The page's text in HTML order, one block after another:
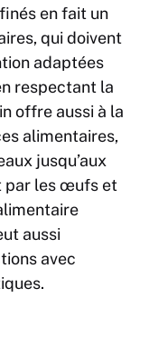
en fait un
qui doivent
adaptées
respectant la
offre aussi à la
alimentaires,
jusqu’aux
par les œufs et
aussi
avec